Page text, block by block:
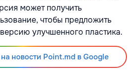
может получить
чтобы предложить
улучшенного пластика.
новости Point.md в Google